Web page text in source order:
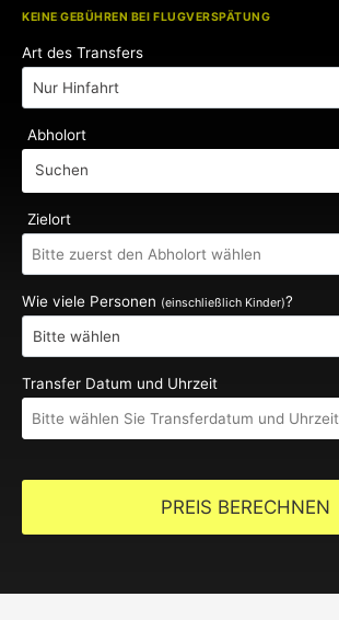
KOSTENLOSE KINDERSITZE
KEINE GEBÜHREN BEI FLUGVERSPÄTUNG
Art des Transfers
Abholort
Suchen
Zielort
Wie viele Personen (einschließlich Kinder)?
Transfer Datum und Uhrzeit
PREIS BERECHNEN